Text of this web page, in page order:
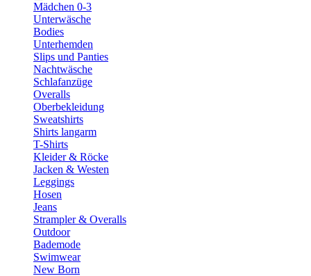
Mädchen 0-3
Unterwäsche
Bodies
Unterhemden
Slips und Panties
Nachtwäsche
Schlafanzüge
Overalls
Oberbekleidung
Sweatshirts
Shirts langarm
T-Shirts
Kleider & Röcke
Jacken & Westen
Leggings
Hosen
Jeans
Strampler & Overalls
Outdoor
Bademode
Swimwear
New Born